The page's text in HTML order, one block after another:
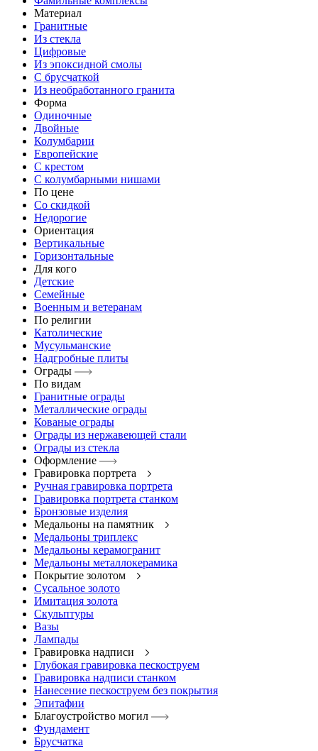
Материал
Гранитные
Из стекла
Цифровые
Из эпоксидной смолы
С брусчаткой
Из необработанного гранита
Форма
Одиночные
Двойные
Колумбарии
Европейские
С крестом
С колумбарными нишами
По цене
Со скидкой
Недорогие
Ориентация
Вертикальные
Горизонтальные
Для кого
Детские
Семейные
Военным и ветеранам
По религии
Католические
Мусульманские
Надгробные плиты
Ограды
По видам
Гранитные ограды
Металлические ограды
Кованые ограды
Ограды из нержавеющей стали
Ограды из стекла
Оформление
Гравировка портрета
Ручная гравировка портрета
Гравировка портрета станком
Бронзовые изделия
Медальоны на памятник
Медальоны триплекс
Медальоны керамогранит
Медальоны металлокерамика
Покрытие золотом
Сусальное золото
Имитация золота
Скульптуры
Вазы
Лампады
Гравировка надписи
Глубокая гравировка пескоструем
Гравировка надписи станком
Нанесение пескоструем без покрытия
Эпитафии
Благоустройство могил
Фундамент
Брусчатка